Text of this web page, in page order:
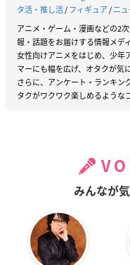
タ活・推し活/フィギュア/ニ
アニメ・ゲーム・漫画などの2
報・話題をお届けする情報メデ
女性向けアニメをはじめ、少年
マーにも幅を広げ、オタクが気
さらに、アンケート・ランキン
タクがワクワク楽しめるような
みんなが